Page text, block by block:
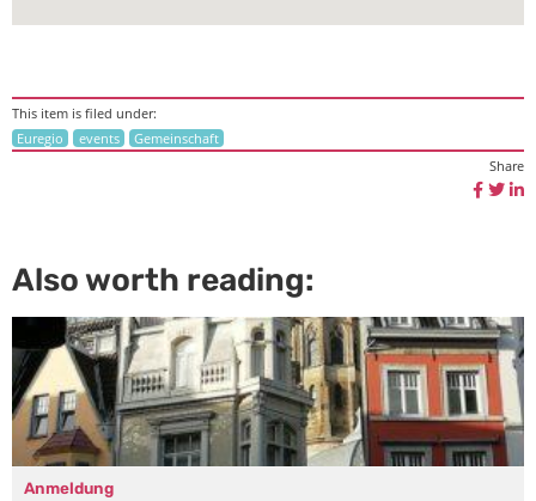
This item is filed under:
Euregio events Gemeinschaft
Share
Also worth reading:
Anmeldung